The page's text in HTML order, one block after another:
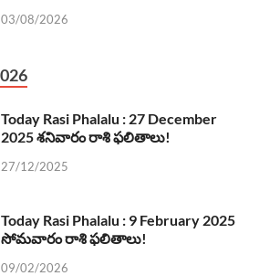
03/08/2026
Today Rasi Phalalu : 27 December
2025 శనివారం రాశి ఫలితాలు!
27/12/2025
Today Rasi Phalalu : 9 February 2025
సోమవారం రాశి ఫలితాలు!
09/02/2026